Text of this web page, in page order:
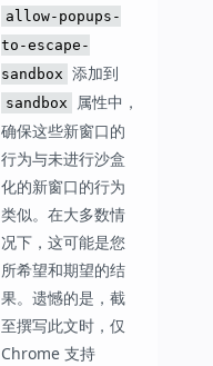
allow-popups-
to-escape-
sandbox 添加到
sandbox
属性中，
确保这些新窗口的
行为与未进行沙盒
化的新窗口的行为
类似。在大多数情
况下，这可能是您
所希望和期望的结
果。遗憾的是，截
至撰写此文时，仅
Chrome 支持